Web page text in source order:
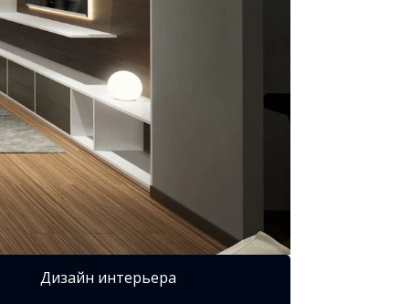
Дизайн интерьера